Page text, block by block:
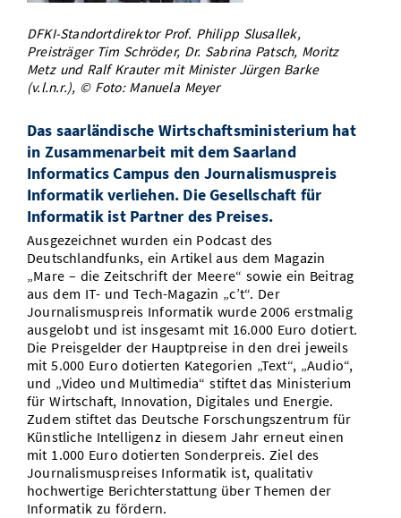
Open Science/Open Access
IT-Themenabend
Ranking
Zahlen & Fakten
Preise, Auszeichnungen und Förderungen
Kontakt
SIC Podcast
Anfahrt
AnsprechpartnerInnen, Personen, Forschungsgruppen
Alumni
DFKI-Standortdirektor Prof. Philipp Slusallek,
Preisträger Tim Schröder, Dr. Sabrina Patsch, Moritz
Metz und Ralf Krauter mit Minister Jürgen Barke
(v.l.n.r.), © Foto: Manuela Meyer
Das saarländische Wirtschaftsministerium hat
in Zusammenarbeit mit dem Saarland
Informatics Campus den Journalismuspreis
Informatik verliehen. Die Gesellschaft für
Informatik ist Partner des Preises.
Ausgezeichnet wurden ein Podcast des
Deutschlandfunks, ein Artikel aus dem Magazin
„Mare – die Zeitschrift der Meere“ sowie ein Beitrag
aus dem IT- und Tech-Magazin „c’t“. Der
Journalismuspreis Informatik wurde 2006 erstmalig
ausgelobt und ist insgesamt mit 16.000 Euro dotiert.
Die Preisgelder der Hauptpreise in den drei jeweils
mit 5.000 Euro dotierten Kategorien „Text“, „Audio“,
und „Video und Multimedia“ stiftet das Ministerium
für Wirtschaft, Innovation, Digitales und Energie.
Zudem stiftet das Deutsche Forschungszentrum für
Künstliche Intelligenz in diesem Jahr erneut einen
mit 1.000 Euro dotierten Sonderpreis. Ziel des
Journalismuspreises Informatik ist, qualitativ
hochwertige Berichterstattung über Themen der
Informatik zu fördern.